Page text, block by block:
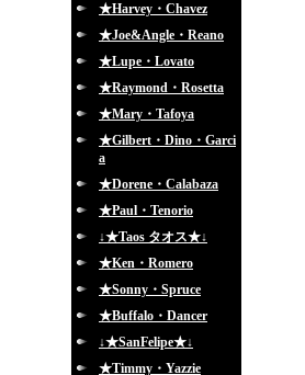
★Harvey・Chavez
★Joe&Angle・Reano
★Lupe・Lovato
★Raymond・Rosetta
★Mary・Tafoya
★Gilbert・Dino・Garci
a
★Dorene・Calabaza
★Paul・Tenorio
↓★Taos タオス★↓
★Ken・Romero
★Sonny・Spruce
★Buffalo・Dancer
↓★SanFelipe★↓
★Timmy・Yazzie